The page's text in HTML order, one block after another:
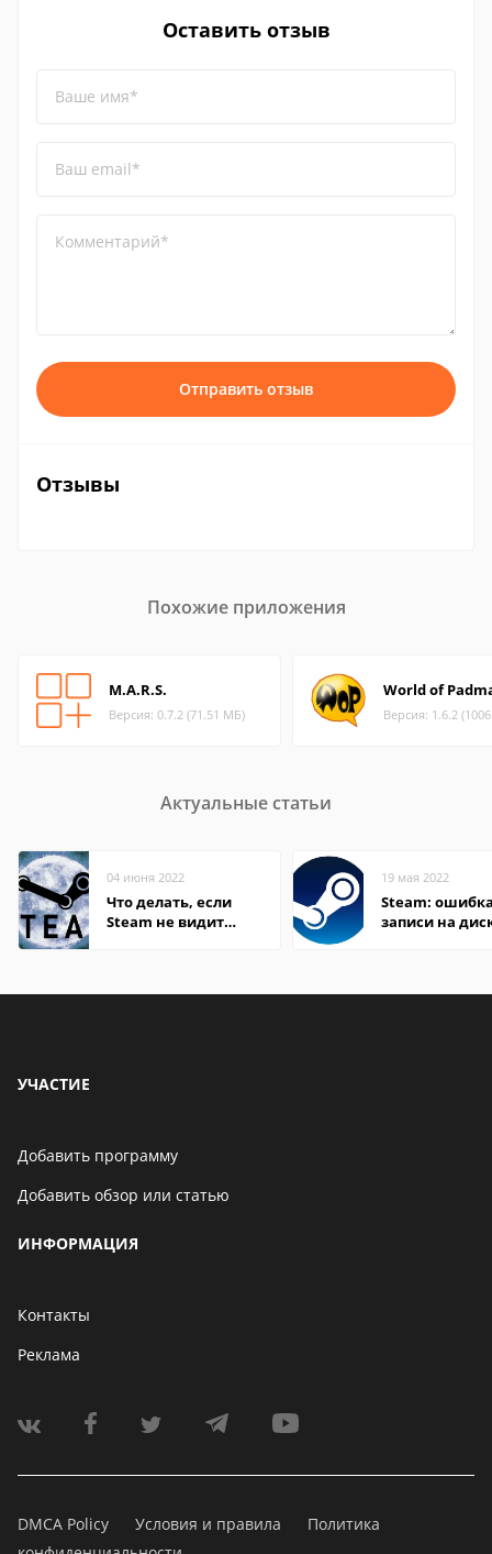
Оставить отзыв
Ваше имя*
Ваш email*
Комментарий*
Отправить отзыв
Отзывы
Похожие приложения
M.A.R.S.
Версия: 0.7.2 (71.51 МБ)
World of
Версия: 1.6.2
Актуальные статьи
04 июня 2022
Что делать, если
Steam не видит
19 мая 2022
Steam:
записи на
УЧАСТИЕ
Добавить программу
Добавить обзор или статью
ИНФОРМАЦИЯ
Контакты
Реклама
DMCA Policy Условия и правила
Политика